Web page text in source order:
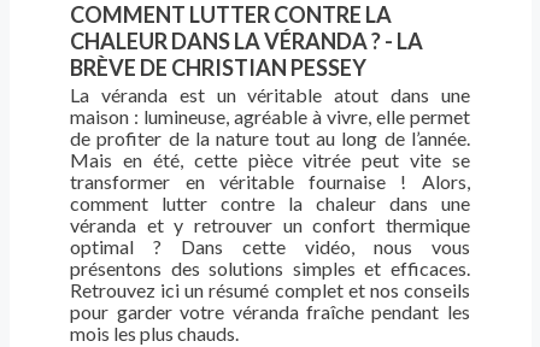
COMMENT LUTTER CONTRE LA
CHALEUR DANS LA VÉRANDA ? - LA
BRÈVE DE CHRISTIAN PESSEY
La véranda est un véritable atout dans une
maison : lumineuse, agréable à vivre, elle permet
de profiter de la nature tout au long de l’année.
Mais en été, cette pièce vitrée peut vite se
transformer en véritable fournaise ! Alors,
comment lutter contre la chaleur dans une
véranda et y retrouver un confort thermique
optimal ? Dans cette vidéo, nous vous
présentons des solutions simples et efficaces.
Retrouvez ici un résumé complet et nos conseils
pour garder votre véranda fraîche pendant les
mois les plus chauds.